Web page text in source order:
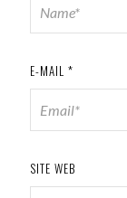
E-MAIL *
SITE WEB